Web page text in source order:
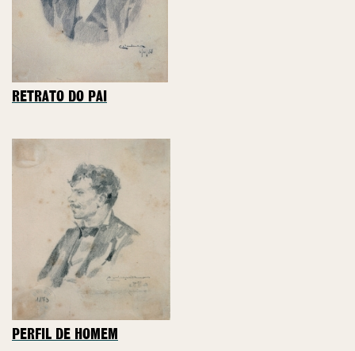
RETRATO DO PAI
PERFIL DE HOMEM